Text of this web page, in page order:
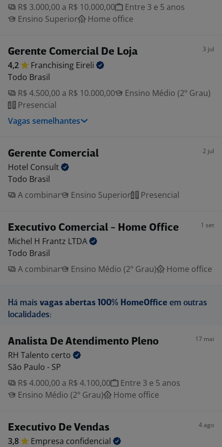
R$ 3.000,00 a R$ 10.000,00
Entre 3 e 5 anos
Ensino Superior
Home office
Gerente Comercial De Loja 3 jul
4,2 Franchising Eireli
Todo Brasil
R$ 4.500,00 a R$ 10.000,00
Ensino Médio (2º Grau)
Presencial
Vagas semelhantes
Gerente Comercial 2 jul
Hotel Consult
Todo Brasil
A combinar
Ensino Superior Presencial
Executivo Comercial - Home Office 1 set
Michel H Frantz LTDA
Todo Brasil
A combinar
Ensino Médio (2º Grau) Home office
Há mais vagas abertas 100% HomeOffice em outras
localidades:
Analista De Atendimento Pleno 17 mai
RH Talento certo
São Paulo - SP
R$ 4.000,00 a R$ 4.100,00
Entre 3 e 5 anos
Ensino Médio (2º Grau)
Home office
Executivo De Vendas 4 ago
3,8 Empresa confidencial